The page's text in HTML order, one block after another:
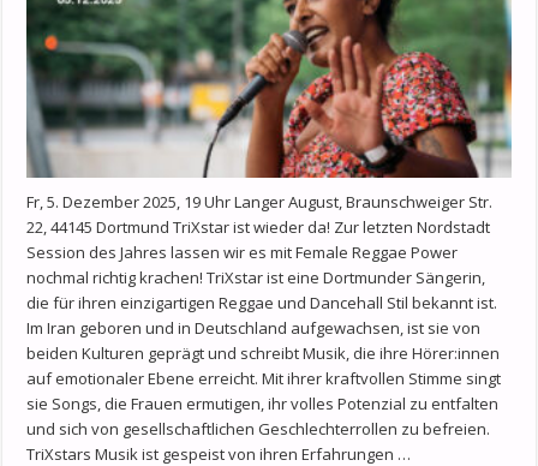
Fr, 5. Dezember 2025, 19 Uhr Langer August, Braunschweiger Str.
22, 44145 Dortmund TriXstar ist wieder da! Zur letzten Nordstadt
Session des Jahres lassen wir es mit Female Reggae Power
nochmal richtig krachen! TriXstar ist eine Dortmunder Sängerin,
die für ihren einzigartigen Reggae und Dancehall Stil bekannt ist.
Im Iran geboren und in Deutschland aufgewachsen, ist sie von
beiden Kulturen geprägt und schreibt Musik, die ihre Hörer:innen
auf emotionaler Ebene erreicht. Mit ihrer kraftvollen Stimme singt
sie Songs, die Frauen ermutigen, ihr volles Potenzial zu entfalten
und sich von gesellschaftlichen Geschlechterrollen zu befreien.
TriXstars Musik ist gespeist von ihren Erfahrungen …